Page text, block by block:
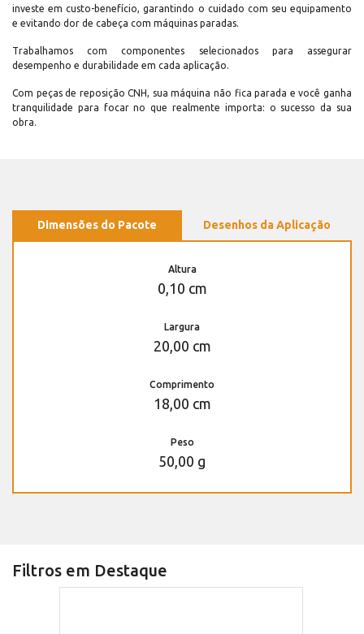
investe em custo-benefício, garantindo o cuidado com seu equipamento
e evitando dor de cabeça com máquinas paradas.
Trabalhamos com componentes selecionados para assegurar
desempenho e durabilidade em cada aplicação.
Com peças de reposição CNH, sua máquina não fica parada e você ganha
tranquilidade para focar no que realmente importa: o sucesso da sua
obra.
Dimensões do Pacote Desenhos da Aplicação
Altura
0,10 cm
Largura
20,00 cm
Comprimento
18,00 cm
Peso
50,00 g
Filtros em Destaque